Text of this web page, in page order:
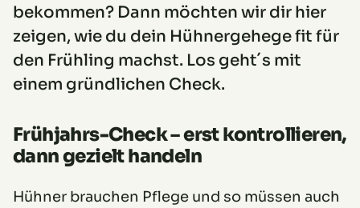
bekommen? Dann möchten wir dir hier
zeigen, wie du dein Hühnergehege fit für
den Frühling machst. Los geht´s mit
einem gründlichen Check.
Frühjahrs-Check – erst kontrollieren,
dann gezielt handeln
Hühner brauchen Pflege und so müssen auch